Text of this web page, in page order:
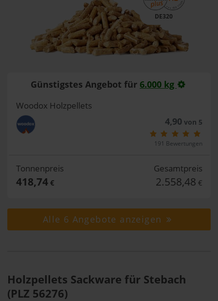
DE320
Günstigstes Angebot für 6.000 kg
Woodox Holzpellets
4,90 von 5
191 Bewertungen
Tonnenpreis
418,74€
Gesamtpreis
2.558,48 €
Alle 6 Angebote anzeigen
Holzpellets Sackware für Stebach
(PLZ 56276)